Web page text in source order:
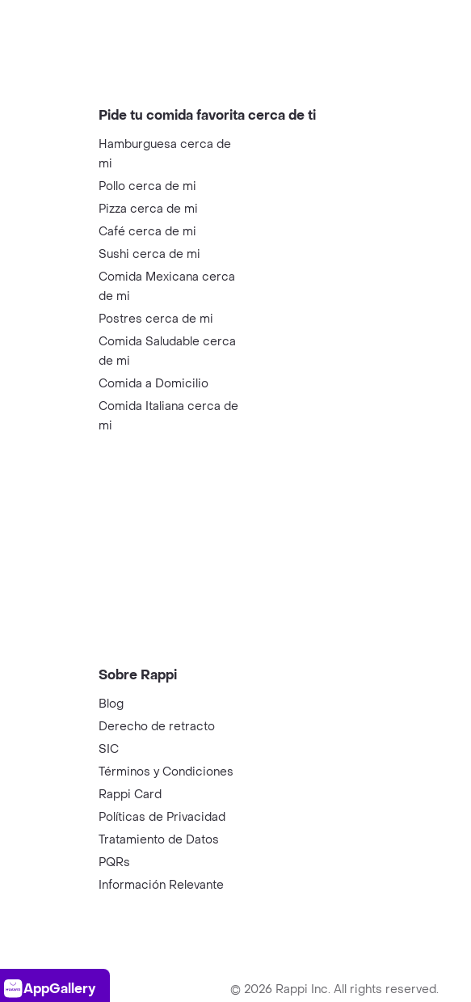
Pide tu comida favorita cerca de ti
Hamburguesa cerca de
mi
Pollo cerca de mi
Pizza cerca de mi
Café cerca de mi
Sushi cerca de mi
Comida Mexicana cerca
de mi
Postres cerca de mi
Comida Saludable cerca
de mi
Comida a Domicilio
Comida Italiana cerca de
mi
Sobre Rappi
Blog
Derecho de retracto
SIC
Términos y Condiciones
Rappi Card
Políticas de Privacidad
Tratamiento de Datos
PQRs
Información Relevante
AppGallery
AppGallery © 2026 Rappi Inc. All rights reserved.